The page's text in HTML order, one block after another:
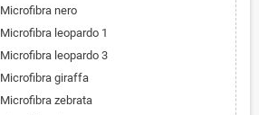
Microfibra nero
Microfibra leopardo 1
Microfibra leopardo 3
Microfibra giraffa
Microfibra zebrata